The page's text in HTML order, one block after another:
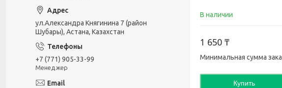
В наличии
1 650 ₸
Минимальная сумма
Купить
ул.Александра Княгинина 7 (район
Шубары), Астана, Казахстан
+7 (771) 905-33-99
Менеджер